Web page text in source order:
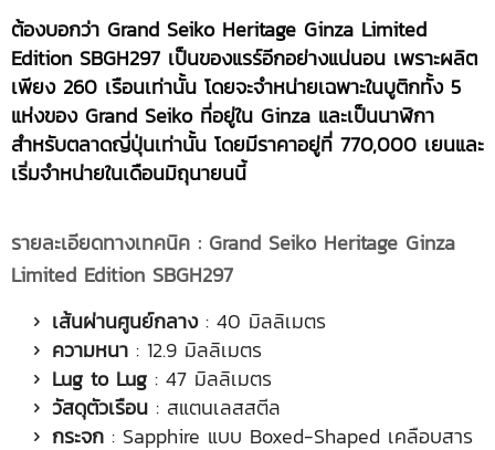
ต้องบอกว่า Grand Seiko Heritage Ginza Limited
Edition SBGH297 เป็นของแรร์อีกอย่างแน่นอน เพราะผลิต
เพียง 260 เรือนเท่านั้น โดยจะจำหน่ายเฉพาะในบูติกทั้ง 5
แห่งของ Grand Seiko ที่อยู่ใน Ginza และเป็นนาฬิกา
สำหรับตลาดญี่ปุ่นเท่านั้น โดยมีราคาอยู่ที่ 770,000 เยนและ
เริ่มจำหน่ายในเดือนมิถุนายนนี้
รายละเอียดทางเทคนิค : Grand Seiko Heritage Ginza
Limited Edition SBGH297
เส้นผ่านศูนย์กลาง: 40 มิลลิเมตร
ความหนา : 12.9 มิลลิเมตร
Lug to Lug : 47 มิลลิเมตร
วัสดุตัวเรือน : สแตนเลสสตีล
กระจก : Sapphire แบบ Boxed-Shaped เคลือบสาร